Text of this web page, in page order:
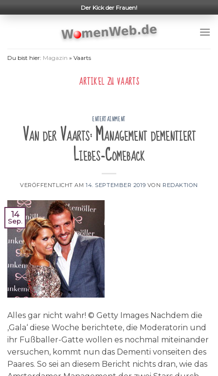
to
Der Kick der Frauen!
Du bist hier: Magazin » Vaarts
ARTIKEL ZU VAARTS
ENTERTAINMENT
Van der Vaarts: Management dementiert
Liebes-Comeback
VERÖFFENTLICHT AM14. SEPTEMBER 2019 VON REDAKTION
14
Sep.
Alles gar nicht wahr! © Getty Images Nachdem die
‚Gala‘ diese Woche berichtete, die Moderatorin und
ihr Fußballer-Gatte wollen es nochmal miteinander
versuchen, kommt nun das Dementi vonseiten des
Paares. So sei an diesem Bericht nichts dran, wie das